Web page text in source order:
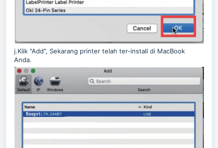
j.Klik "Add", Sekarang printer telah ter-install di MacBook
Anda.